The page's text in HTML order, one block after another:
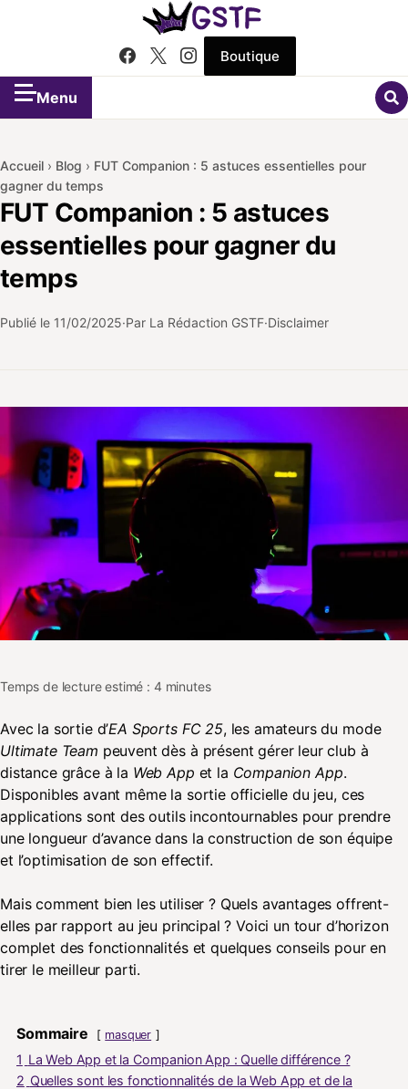
Boutique
Menu
Accueil › Blog › FUT Companion : 5 astuces essentielles pour
gagner du temps
FUT Companion : 5 astuces
essentielles pour gagner du
temps
Publié le 11/02/2025 Par La Rédaction GSTF Disclaimer
Temps de lecture estimé : 4 minutes
Avec la sortie d’EA Sports FC 25, les amateurs du mode
Ultimate Team peuvent dès à présent gérer leur club à
distance grâce à la Web App et la Companion App.
Disponibles avant même la sortie officielle du jeu, ces
applications sont des outils incontournables pour prendre
une longueur d’avance dans la construction de son équipe
et l’optimisation de son effectif.
Mais comment bien les utiliser ? Quels avantages offrent-
elles par rapport au jeu principal ? Voici un tour d’horizon
complet des fonctionnalités et quelques conseils pour en
tirer le meilleur parti.
Sommaire masquer
1 La Web App et la Companion App : Quelle différence ?
2 Quelles sont les fonctionnalités de la Web App et de la